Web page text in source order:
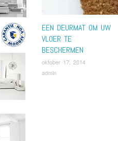
EEN DEURMAT OM UW
VLOER TE
BESCHERMEN
oktober 17, 2014
admin